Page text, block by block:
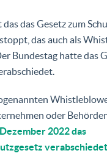
das Gesetz zum
das auch als
Bundestag hatte das
oder
2022 das
verabschiedet